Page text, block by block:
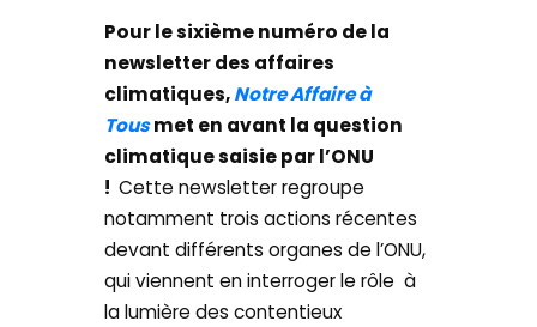
Pour le sixième numéro de la
newsletter des affaires
climatiques,Notre Affaire à
Tousmet en avant la question
climatique saisie par l’ONU
! Cette newsletter regroupe
notamment trois actions récentes
devant différents organes de l’ONU,
qui viennent en interroger le rôle à
la lumière des contentieux